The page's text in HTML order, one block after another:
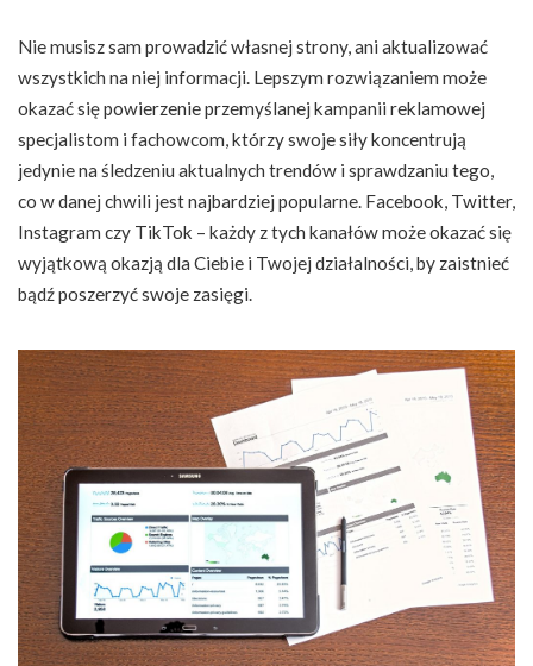
Nie musisz sam prowadzić własnej strony, ani aktualizować
wszystkich na niej informacji. Lepszym rozwiązaniem może
okazać się powierzenie przemyślanej kampanii reklamowej
specjalistom i fachowcom, którzy swoje siły koncentrują
jedynie na śledzeniu aktualnych trendów i sprawdzaniu tego,
co w danej chwili jest najbardziej popularne. Facebook, Twitter,
Instagram czy TikTok – każdy z tych kanałów może okazać się
wyjątkową okazją dla Ciebie i Twojej działalności, by zaistnieć
bądź poszerzyć swoje zasięgi.